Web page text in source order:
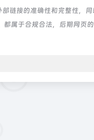
链接的准确性和完整性，
属于合规合法，后期网页